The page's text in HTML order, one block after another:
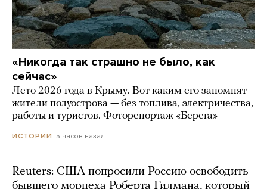
«Никогда так страшно не было, как
сейчас»
Лето 2026 года в Крыму. Вот каким его запомнят
жители полуострова — без топлива, электричества,
работы и туристов. Фоторепортаж «Берега»
ИСТОРИИ 5 часов назад
Reuters: США попросили Россию освободить
бывшего морпеха Роберта Гилмана, который